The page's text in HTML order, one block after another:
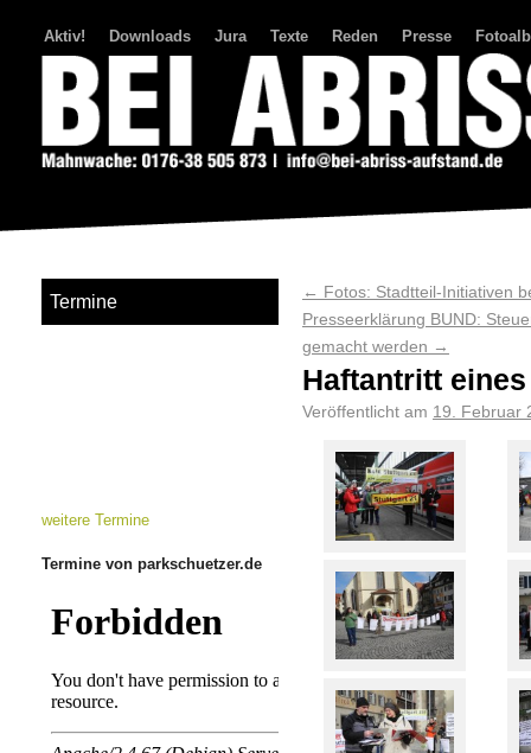
Aktiv! Downloads Jura Texte Reden Presse
← Fotos: Stadtteil-Initiativen
Presseerklärung BUND:
gemacht werden →
Haftantritt
Veröffentlicht am 19. Februar
Termine
weitere Termine
Termine von parkschuetzer.de